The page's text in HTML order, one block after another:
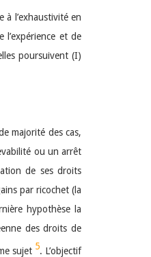
l’exhaustivité en
l’expérience et de
poursuivent (I)
majorité des cas,
ou un arrêt
de ses droits
par ricochet (la
hypothèse la
des droits de
sujet 5. L’objectif